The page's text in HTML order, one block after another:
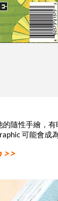
隨性手繪，有
可能會成
>>